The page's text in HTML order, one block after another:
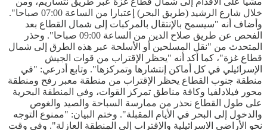
خلال شارع الرشيد (طريق البحر) إعتبارا من الساعة 07:00 صباحا".
وأضاف أنه "سيسمح بالإنتقال بالمركبات إلى شمال القطاع بعد
الفحص عن طريق صلاح الدين من الساعة 09:00 صباحا". وحذر
المتحدث من "نقل المسلحين أو الأسلحة عبر هذه الطرق إلى شمال
قطاع غزة"، كما أكد أنه "يحظر الإقتراب من قوات الجيش
الإسرائيلي في كل أماكن إنتشارها وتمركزها". وتابع أدرعي: "في
منطقة جنوب القطاع يحظر الإقتراب من منطقة معبر رفح ومنطقة
محور فيلادلفيا وكافة مناطق تمركز القوات، وفي المنطقة البحرية
على طول القطاع نحذر من ممارسة السباحة والصيد والغوص
والدخول إلى البحر في الأيام المقبلة". وختم البيان: "ممنوع التوجه
نحو الأراضي الاسرائيلية والإقتراب إلى المنطقة العازلة". وفي وقت